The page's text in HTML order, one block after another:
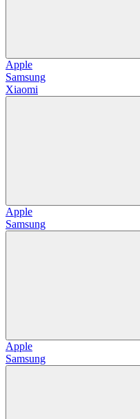
Apple
Samsung
Xiaomi
Apple
Samsung
Apple
Samsung